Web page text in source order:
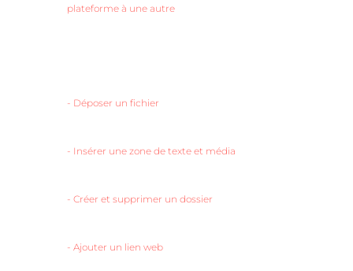
plateforme à une autre
- Déposer un fichier
- Insérer une zone de texte et média
- Créer et supprimer un dossier
- Ajouter un lien web